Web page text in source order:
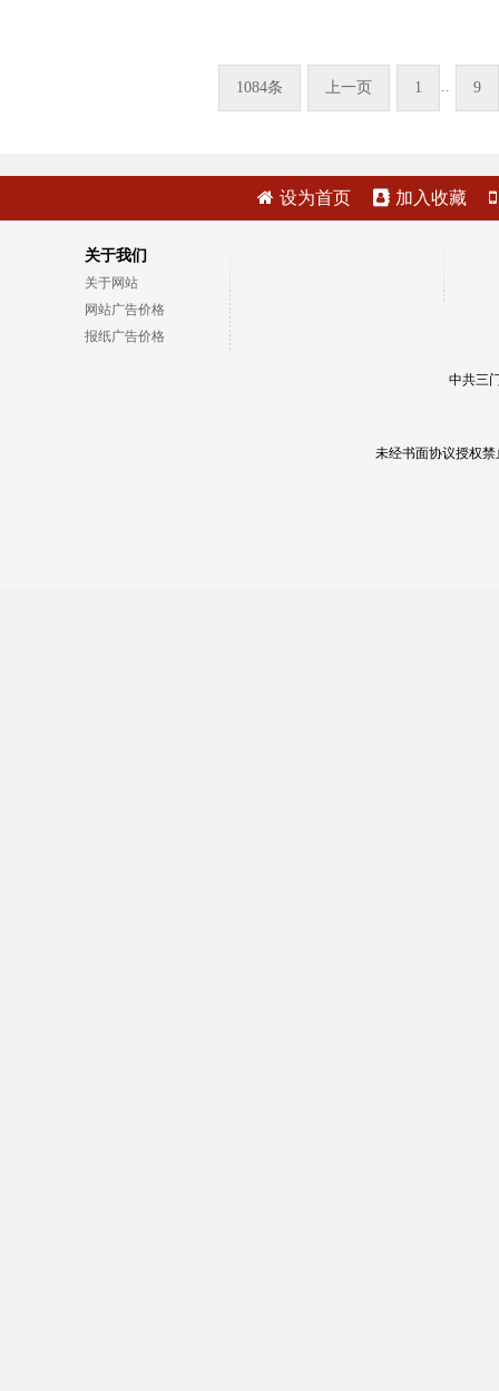
1084条 上一页 1 .. 9
设为首页 加入收藏
关于我们
关于网站
网站广告价格
报纸广告价格
中共三
未经书面协议授权